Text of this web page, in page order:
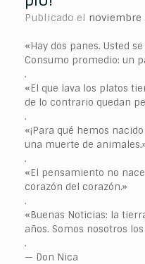
Publicado el noviembre
«Hay dos panes. Usted
Consumo promedio: un
.
«El que lava los platos
de lo contrario quedan
.
«¡Para qué hemos
una muerte de
.
«El pensamiento no
corazón del corazón.»
.
«Buenas Noticias: la
años. Somos nosotros
.
— Don Nica